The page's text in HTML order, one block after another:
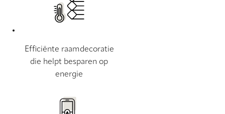
Efficiënte raamdecoratie
die helpt besparen op
energie